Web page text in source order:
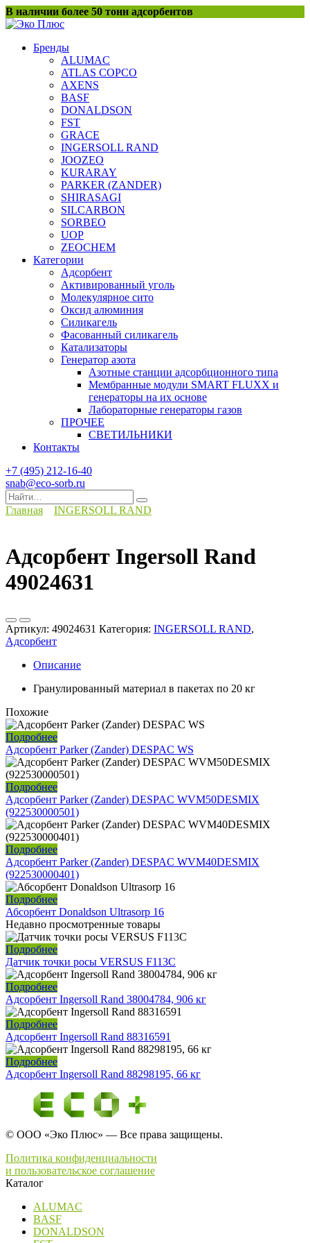
Перейти
к
В наличии более 50 тонн адсорбентов
Бренды
ALUMAC
ATLAS COPCO
AXENS
BASF
DONALDSON
FST
GRACE
INGERSOLL RAND
JOOZEO
KURARAY
PARKER (ZANDER)
SHIRASAGI
SILCARBON
SORBEO
UOP
ZEOCHEM
Категории
Адсорбент
Активированный уголь
Молекулярное сито
Оксид алюминия
Силикагель
Фасованный силикагель
Катализаторы
Генератор азота
Азотные станции адсорбционного типа
Мембранные модули SMART FLUXX и
генераторы на их основе
Лабораторные генераторы газов
ПРОЧЕЕ
СВЕТИЛЬНИКИ
Контакты
+7 (495) 212-16-40
snab@eco-sorb.ru
Search
for:
Главная INGERSOLL RAND
Адсорбент Ingersoll Rand
49024631
Артикул: 49024631 Категория: INGERSOLL RAND,
Адсорбент
Описание
Гранулированный материал в пакетах по 20 кг
Похожие
Подробнее
Адсорбент Parker (Zander) DESPAC WS
Подробнее
Адсорбент Parker (Zander) DESPAC WVM50DESMIX
(922530000501)
Подробнее
Адсорбент Parker (Zander) DESPAC WVM40DESMIX
(922530000401)
Подробнее
Абсорбент Donaldson Ultrasorp 16
Недавно просмотренные товары
Подробнее
Датчик точки росы VERSUS F113C
Подробнее
Адсорбент Ingersoll Rand 38004784, 906 кг
Подробнее
Адсорбент Ingersoll Rand 88316591
Подробнее
Адсорбент Ingersoll Rand 88298195, 66 кг
© ООО «Эко Плюс» — Все права защищены.
Политика конфиденциальности
и пользовательское соглашение
Каталог
ALUMAC
BASF
DONALDSON